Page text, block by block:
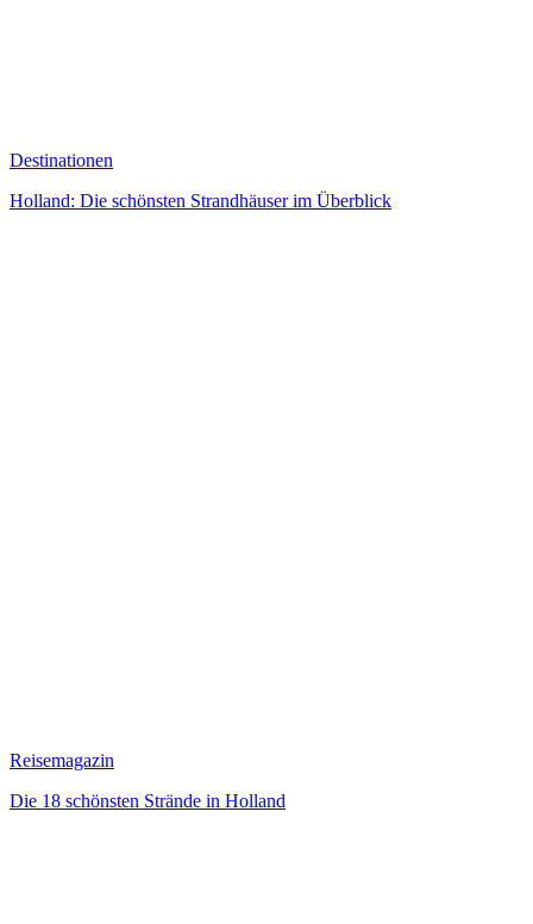
Destinationen
Holland: Die schönsten Strandhäuser im Überblick
Reisemagazin
Die 18 schönsten Strände in Holland